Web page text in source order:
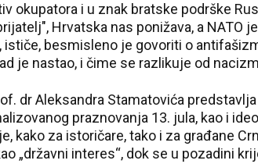
okupatora i u znak bratske podrške
Hrvatska nas ponižava, a NATO
ističe, besmisleno je govoriti o
je nastao, i čime se razlikuje od
dr Aleksandra Stamatovića
praznovanja 13. jula, kao i
kako za istoričare, tako i za građane
„državni interes“, dok se u pozadini